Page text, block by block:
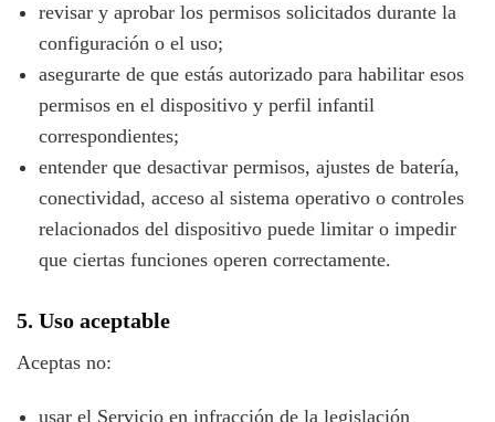
revisar y aprobar los permisos solicitados durante la
configuración o el uso;
asegurarte de que estás autorizado para habilitar esos
permisos en el dispositivo y perfil infantil
correspondientes;
entender que desactivar permisos, ajustes de batería,
conectividad, acceso al sistema operativo o controles
relacionados del dispositivo puede limitar o impedir
que ciertas funciones operen correctamente.
5. Uso aceptable
Aceptas no:
usar el Servicio en infracción de la legislación